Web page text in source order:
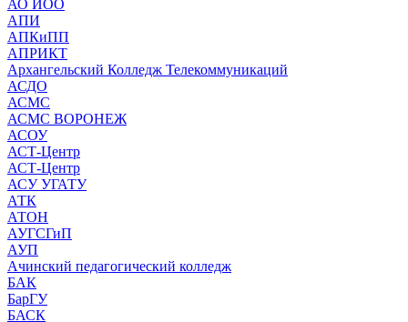
АО ИОО
АПИ
АПКиПП
АПРИКТ
Архангельский Колледж Телекоммуникаций
АСДО
АСМС
АСМС ВОРОНЕЖ
АСОУ
АСТ-Центр
АСТ-Центр
АСУ УГАТУ
АТК
АТОН
АУГСГиП
АУП
Ачинский педагогический колледж
БАК
БарГУ
БАСК